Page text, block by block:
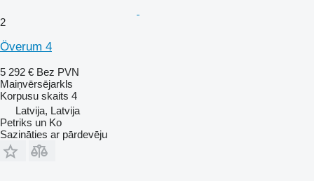
2
Överum 4
5 292 € Bez PVN
Maiņvērsējarkls
Korpusu skaits 4
Latvija, Latvija
Petriks un Ko
Sazināties ar pārdevēju